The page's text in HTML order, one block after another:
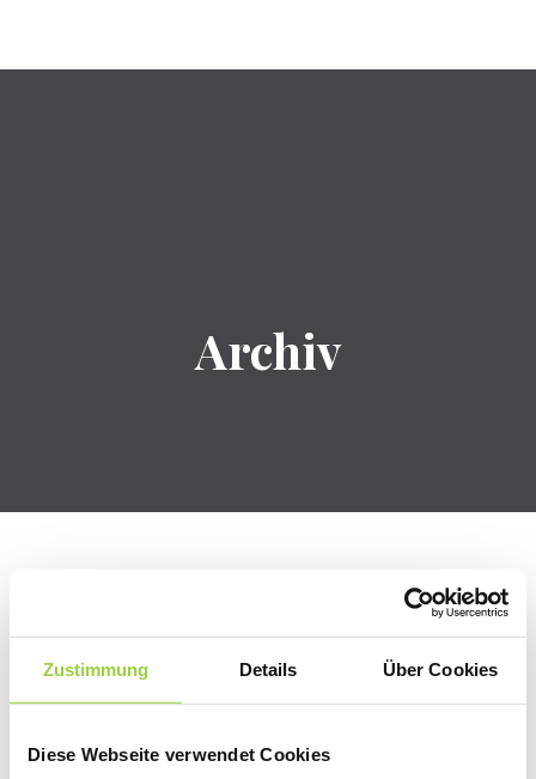
Zustimmung Details Über Cookies
Diese Webseite verwendet Cookies
Archiv
Gästehaus
Friedlich